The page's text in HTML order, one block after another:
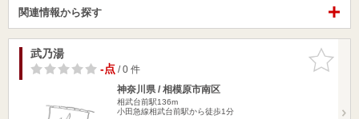
関連情報から探す
お気に入
りに追加
武乃湯
-点/ 0 件
神奈川県 / 相模原市南区
相武台前駅136m
小田急線相武台前駅から徒歩1分